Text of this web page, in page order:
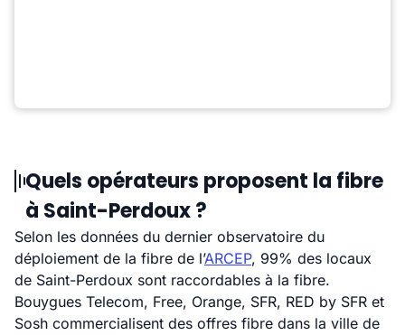
Quels opérateurs proposent la fibre
à Saint-Perdoux ?
Selon les données du dernier observatoire du
déploiement de la fibre de l’ARCEP, 99% des locaux
de Saint-Perdoux sont raccordables à la fibre.
Bouygues Telecom, Free, Orange, SFR, RED by SFR et
Sosh commercialisent des offres fibre dans la ville de